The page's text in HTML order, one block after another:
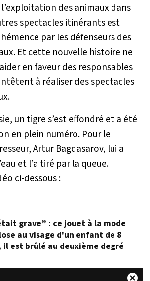
des animaux dans
spectacles itinérants est
par les défenseurs des
Et cette nouvelle histoire ne
en faveur des responsables
à réaliser des spectacles
un tigre s’est effondré et a été
en plein numéro. Pour le
Artur Bagdasarov, lui a
et l’a tiré par la queue.
ci-dessous :
grave” : ce jouet à la mode
au visage d'un enfant de 8
il est brûlé au deuxième degré